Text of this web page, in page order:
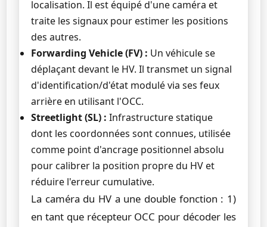
localisation. Il est équipé d'une caméra et
traite les signaux pour estimer les positions
des autres.
Forwarding Vehicle (FV) : Un véhicule se
déplaçant devant le HV. Il transmet un signal
d'identification/d'état modulé via ses feux
arrière en utilisant l'OCC.
Streetlight (SL) : Infrastructure statique
dont les coordonnées sont connues, utilisée
comme point d'ancrage positionnel absolu
pour calibrer la position propre du HV et
réduire l'erreur cumulative.
La caméra du HV a une double fonction : 1)
en tant que récepteur OCC pour décoder les